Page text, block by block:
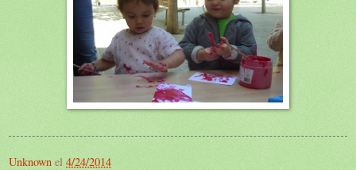
Unknown el 4/24/2014